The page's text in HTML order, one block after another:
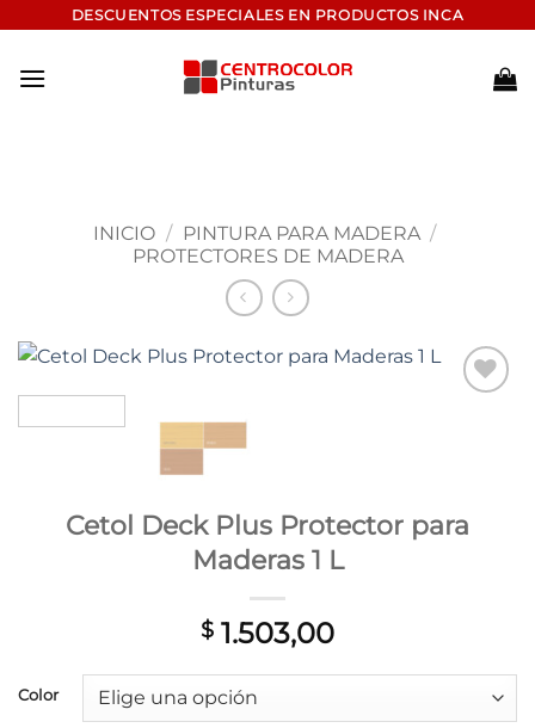
contenido
DESCUENTOS ESPECIALES EN PRODUCTOS INCA
INICIO / PINTURA PARA MADERA /
PROTECTORES DE MADERA
Cetol Deck Plus Protector para
Maderas 1 L
$ 1.503,00
Color